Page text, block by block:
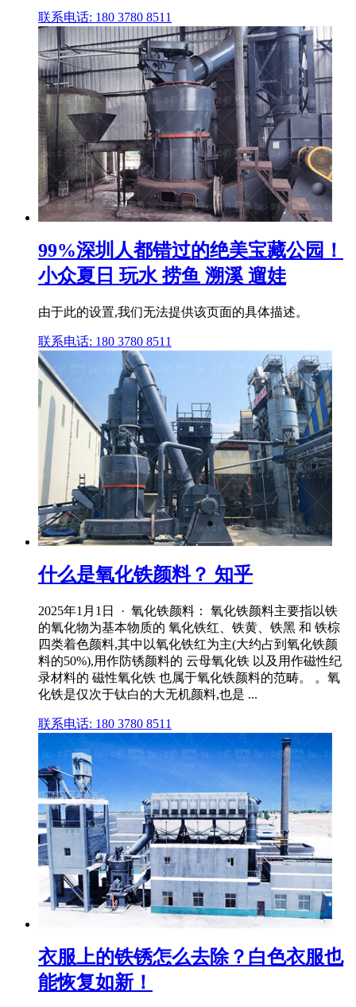
联系电话: 180 3780 8511
99%深圳人都错过的绝美宝藏公园！
小众夏日 玩水 捞鱼 溯溪 遛娃
由于此的设置,我们无法提供该页面的具体描述。
联系电话: 180 3780 8511
什么是氧化铁颜料？ 知乎
2025年1月1日 · 氧化铁颜料： 氧化铁颜料主要指以铁
的氧化物为基本物质的 氧化铁红、铁黄、铁黑 和 铁棕
四类着色颜料,其中以氧化铁红为主(大约占到氧化铁颜
料的50%),用作防锈颜料的 云母氧化铁 以及用作磁性纪
录材料的 磁性氧化铁 也属于氧化铁颜料的范畴。 。氧
化铁是仅次于钛白的大无机颜料,也是 ...
联系电话: 180 3780 8511
衣服上的铁锈怎么去除？白色衣服也
能恢复如新！